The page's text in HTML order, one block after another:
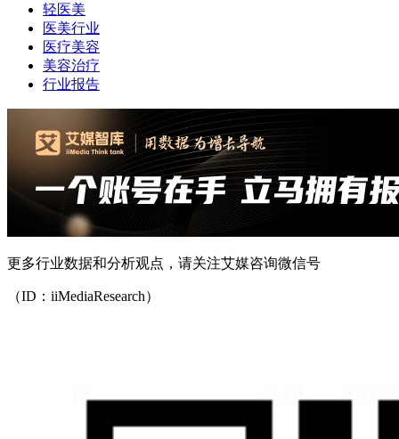
轻医美
医美行业
医疗美容
美容治疗
行业报告
更多行业数据和分析观点，请关注艾媒咨询微信号
（ID：iiMediaResearch）